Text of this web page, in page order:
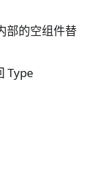
部的空组件替
Type